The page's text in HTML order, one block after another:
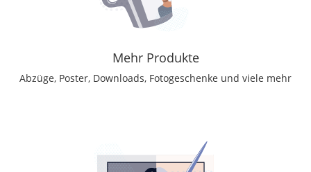
Mehr Produkte
Abzüge, Poster, Downloads, Fotogeschenke und viele mehr